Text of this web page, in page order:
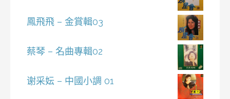
鳳飛飛 – 金賞輯03
蔡琴 – 名曲專輯02
谢采妘 – 中國小調 01